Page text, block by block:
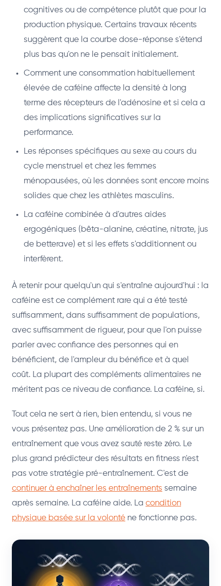
cognitives ou de compétence plutôt que pour la
production physique. Certains travaux récents
suggèrent que la courbe dose-réponse s'étend
plus bas qu'on ne le pensait initialement.
Comment une consommation habituellement
élevée de caféine affecte la densité à long
terme des récepteurs de l'adénosine et si cela a
des implications significatives sur la
performance.
Les réponses spécifiques au sexe au cours du
cycle menstruel et chez les femmes
ménopausées, où les données sont encore moins
solides que chez les athlètes masculins.
La caféine combinée à d'autres aides
ergogéniques (bêta-alanine, créatine, nitrate, jus
de betterave) et si les effets s'additionnent ou
interfèrent.
À retenir pour quelqu'un qui s'entraîne aujourd'hui : la
caféine est ce complément rare qui a été testé
suffisamment, dans suffisamment de populations,
avec suffisamment de rigueur, pour que l'on puisse
parler avec confiance des personnes qui en
bénéficient, de l'ampleur du bénéfice et à quel
coût. La plupart des compléments alimentaires ne
méritent pas ce niveau de confiance. La caféine, si.
Tout cela ne sert à rien, bien entendu, si vous ne
vous présentez pas. Une amélioration de 2 % sur un
entraînement que vous avez sauté reste zéro. Le
plus grand prédicteur des résultats en fitness n'est
pas votre stratégie pré-entraînement. C'est de
continuer à enchaîner les entraînements semaine
après semaine. La caféine aide. La condition
physique basée sur la volonté ne fonctionne pas.